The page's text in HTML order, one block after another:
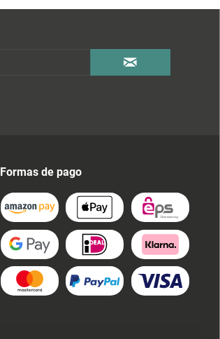
Formas de pago